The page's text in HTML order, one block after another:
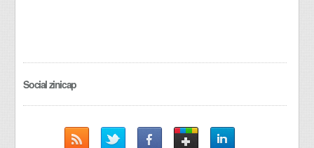
Social zinicap